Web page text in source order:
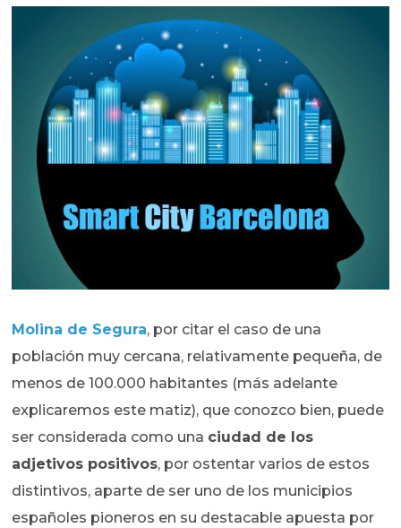
Molina de Segura, por citar el caso de una
población muy cercana, relativamente pequeña, de
menos de 100.000 habitantes (más adelante
explicaremos este matiz), que conozco bien, puede
ser considerada como una ciudad de los
adjetivos positivos, por ostentar varios de estos
distintivos, aparte de ser uno de los municipios
españoles pioneros en su destacable apuesta por